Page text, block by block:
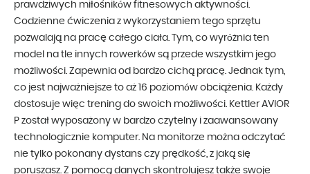
prawdziwych miłośników fitnesowych aktywności.
Codzienne ćwiczenia z wykorzystaniem tego sprzętu
pozwalają na pracę całego ciała. Tym, co wyróżnia ten
model na tle innych rowerków są przede wszystkim jego
możliwości. Zapewnia od bardzo cichą pracę. Jednak tym,
co jest najważniejsze to aż 16 poziomów obciążenia. Każdy
dostosuje więc trening do swoich możliwości. Kettler AVIOR
P został wyposażony w bardzo czytelny i zaawansowany
technologicznie komputer. Na monitorze można odczytać
nie tylko pokonany dystans czy prędkość, z jaką się
poruszasz. Z pomocą danych skontrolujesz także swoje